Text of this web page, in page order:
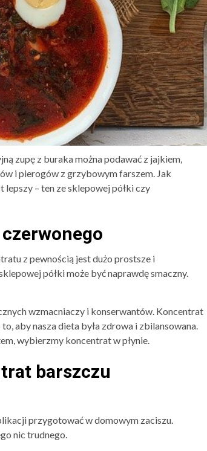
zupę z buraka można podawać z jajkiem,
i pierogów z grzybowym farszem. Jak
– ten ze sklepowej półki czy
z pewnością jest dużo prostsze i
półki może być naprawdę smaczny.
wzmacniaczy i konserwantów. Koncentrat
aby nasza dieta była zdrowa i zbilansowana.
wybierzmy koncentrat w płynie.
barszczu
przygotować w domowym zaciszu.
nic trudnego.